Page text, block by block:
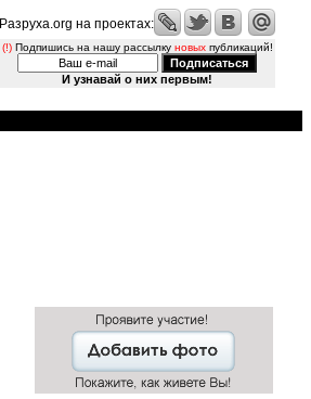
Разруха.org на проектах:
(!)Подпишись на нашу рассылку новыхпубликаций!
И узнавай о них первым!